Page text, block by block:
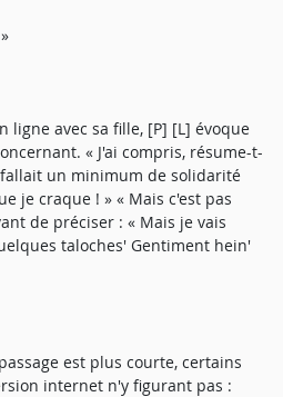
ligne avec sa fille, [P] [L] évoque
« J'ai compris, résume-t-
un minimum de solidarité
je craque ! » « Mais c'est pas
de préciser : « Mais je vais
taloches' Gentiment hein'
est plus courte, certains
internet n'y figurant pas :